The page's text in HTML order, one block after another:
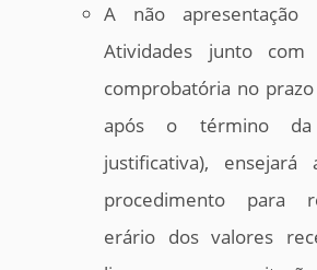
A não
Atividades junto com
comprobatória no
após o término
justificativa),
procedimento para
erário dos valores